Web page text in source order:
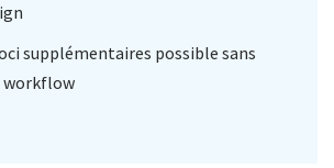
supplémentaires possible sans
workflow